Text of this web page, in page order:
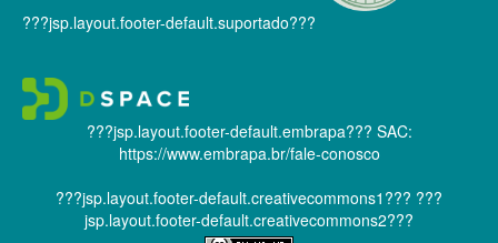
???jsp.layout.footer-default.suportado???
???jsp.layout.footer-default.embrapa??? SAC:
https://www.embrapa.br/fale-conosco
???jsp.layout.footer-default.creativecommons1??? ???
jsp.layout.footer-default.creativecommons2???